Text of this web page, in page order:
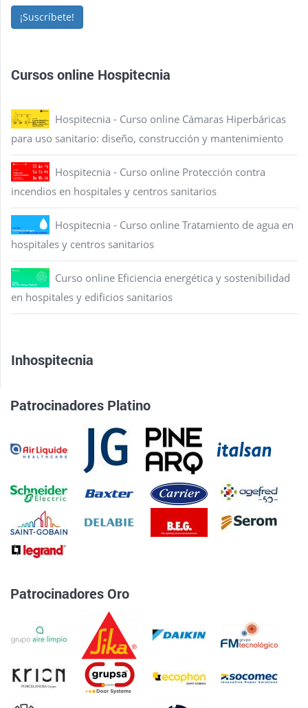
¡Suscríbete!
Cursos online Hospitecnia
Hospitecnia - Curso online Cámaras Hiperbáricas
para uso sanitario: diseño, construcción y mantenimiento
Hospitecnia - Curso online Protección contra
incendios en hospitales y centros sanitarios
Hospitecnia - Curso online Tratamiento de agua en
hospitales y centros sanitarios
Curso online Eficiencia energética y sostenibilidad
en hospitales y edificios sanitarios
Inhospitecnia
Patrocinadores Platino
Patrocinadores Oro